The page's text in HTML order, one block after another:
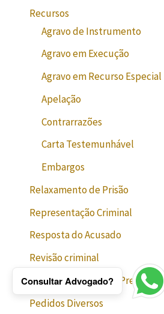
Recursos
Agravo de Instrumento
Agravo em Execução
Agravo em Recurso Especial
Apelação
Contrarrazões
Carta Testemunhável
Embargos
Relaxamento de Prisão
Representação Criminal
Resposta do Acusado
Revisão criminal
Revogação de Prisão Preventiva
Pedidos Diversos
Consultar Advogado?